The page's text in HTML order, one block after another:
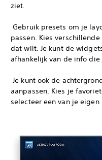
ziet.
Gebruik presets om je
passen. Kies
dat wilt. Je kunt de
afhankelijk van de info
Je kunt ook de
aanpassen. Kies je
selecteer een van je